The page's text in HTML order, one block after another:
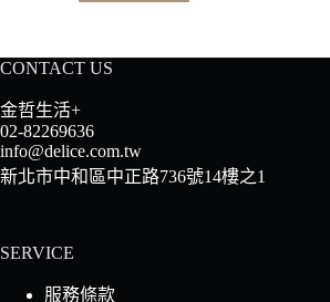
CONTACT US
金哲生活+
02-82269636
info@delice.com.tw
新北市中和區中正路736號14樓之1
SERVICE
服務條款